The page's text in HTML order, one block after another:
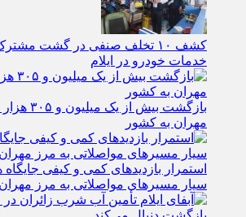
کشف ۱۰ تخلف صنفی در گشت
خدمات خودرو در ایلام
بازگشت بیش
مهران به کشور
استمرار بازدیدهای کمی و کیفی
سیار مسیرهای مواصلاتی به مرز مهران